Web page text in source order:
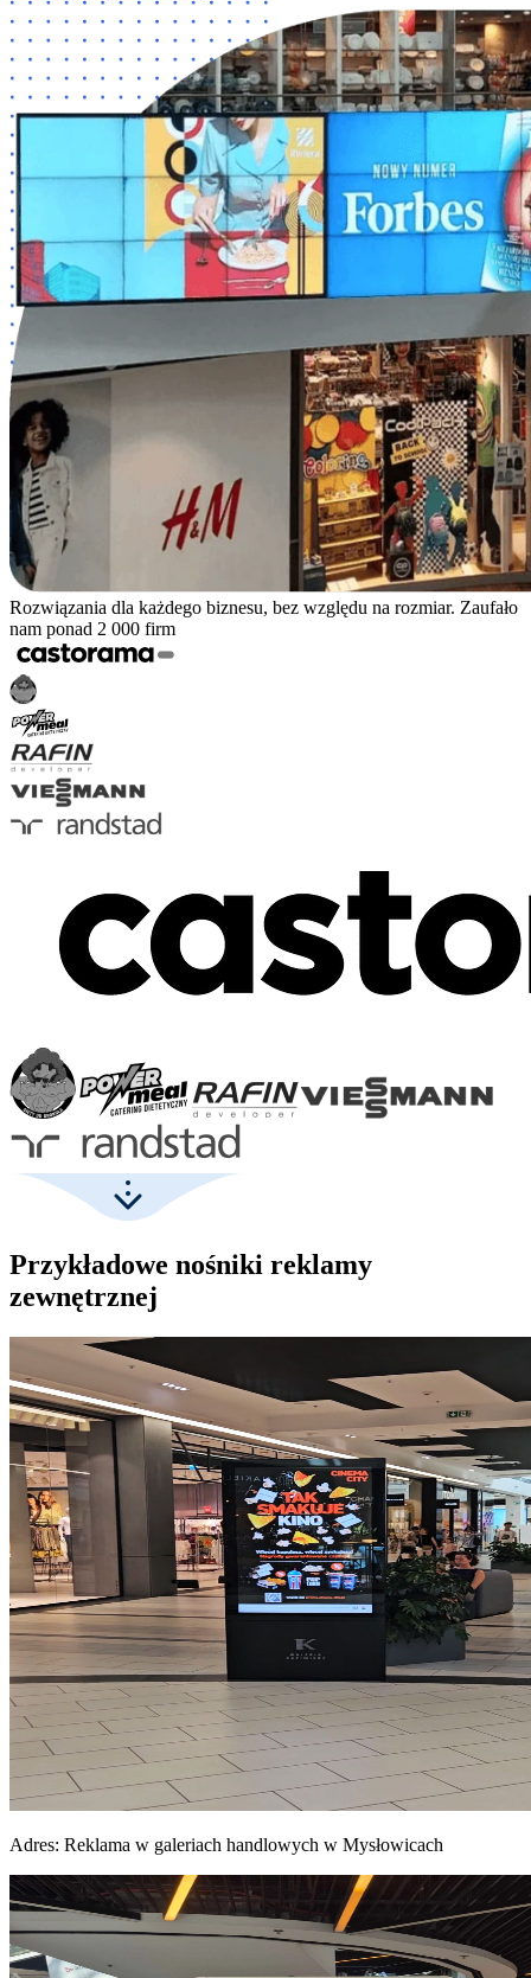
Rozwiązania dla każdego biznesu, bez względu na rozmiar. Zaufało
nam ponad 2 000 firm
Przykładowe nośniki reklamy
zewnętrznej
Adres: Reklama w galeriach handlowych w Mysłowicach